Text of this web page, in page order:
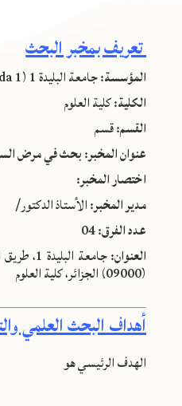
تعريف بمخبر البحث
المؤسسة:جامعة البليدة 1 (Blida 1)
الكلية:كلية العلوم
القسم:قسم
عنوان المخبر: بحث في مرض
اختصار المخبر:
مدير المخبر:الأستاذ الدكتور/
عدد الفرق:
العنوان:
(09000) الجزائر، كلية العلوم
أهداف البحث العلمي
الهدف الرئيسي هو